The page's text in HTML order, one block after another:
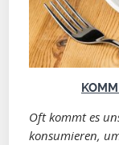
Oft kommt es
konsumieren,